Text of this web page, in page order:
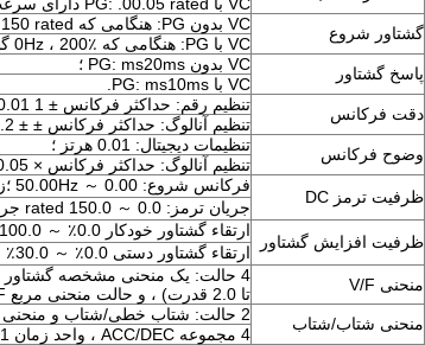
گشتاور شروع
VC بدون PG: هنگامی که 0.5Hz ، 150 rated گشتاور نامی ؛
VC با PG: هنگامی که 0Hz ، 200٪ گشتاور نامی دارد
پاسخ گشتاور
VC بدون PG: ms20ms ؛
VC با PG: ms10ms.
دقت فرکانس
تنظیم رقم: حداکثر فرکانس ± 1 0.01؛ ؛
تنظیم آنالوگ: حداکثر فرکانس ± ± 0.2
وضوح فرکانس
تنظیمات دیجیتال: 0.01 هرتز ؛
تنظیم آنالوگ: حداکثر فرکانس × 0.05
ظرفیت ترمز DC
فرکانس شروع: 0.00 ～ 50.00Hz ؛زمان ترمز: 0.0 ～ 60.0 ثانیه ؛
جریان ترمز: 0.0 ～ 150.0 rated جریان نامی
ظرفیت افزایش گشتاور
ارتقاء گشتاور خودکار 0.0٪ ～ 100.0٪ ؛
ارتقاء گشتاور دستی 0.0٪ ～ 30.0٪
منحنی V/F
تا 2.0 قدرت) ، و حالت منحنی مربع V/F.
منحنی شتاب/شتاب
2 حالت: شتاب خطی/شتاب و منحنی S شتاب/شتاب.
4 مجموعه ACC/DEC ، واحد زمان 0.01 ثانیه قابل انتخاب ، طولانی ترین زمان: 650.00 ثانیه.